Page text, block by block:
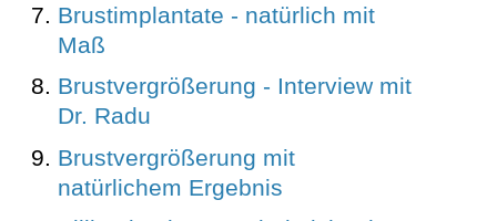
Brustimplantate - natürlich mit
Maß
Brustvergrößerung - Interview mit
Dr. Radu
Brustvergrößerung mit
natürlichem Ergebnis